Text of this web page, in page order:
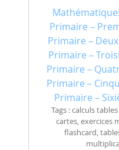
Primaire –
Primaire –
Primaire –
Primaire –
Primaire –
Primaire –
Tags : calculs
cartes, exercices
flashcard,